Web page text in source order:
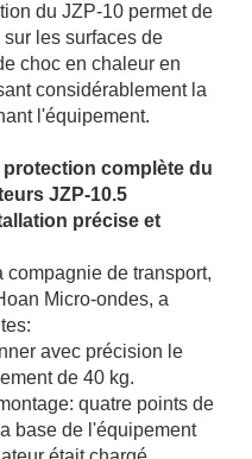
du JZP‐10 permet de
les surfaces de
choc en chaleur en
considérablement la
l'équipement.
protection complète du
JZP‐10.5
précise et
de transport,
Micro-ondes, a
avec précision le
de 40 kg.
quatre points de
base de l'équipement